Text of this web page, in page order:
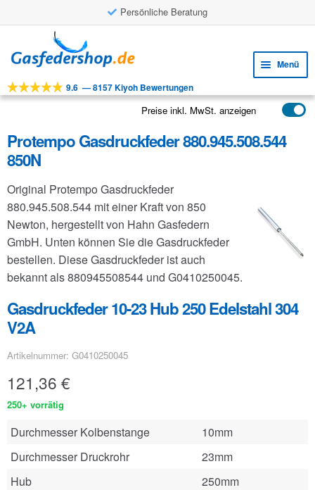
Persönliche Beratung
Navigation
springen
Inhalt
springen
Menü
Werkzeuge
Anwendungen
FAQ
9.6 —8157 Kiyoh Bewertungen
Preise inkl. MwSt. anzeigen
Protempo Gasdruckfeder 880.945.508.544
850N
Original Protempo Gasdruckfeder
880.945.508.544 mit einer Kraft von 850
Newton, hergestellt von Hahn Gasfedern
GmbH. Unten können Sie die Gasdruckfeder
bestellen. Diese Gasdruckfeder ist auch
bekannt als 880945508544 und G0410250045.
Gasdruckfeder 10-23 Hub 250 Edelstahl 304
V2A
Artikelnummer: G0410250045
121,36 €
250+ vorrätig
Durchmesser Kolbenstange
10mm
Durchmesser Druckrohr
23mm
Hub
250mm